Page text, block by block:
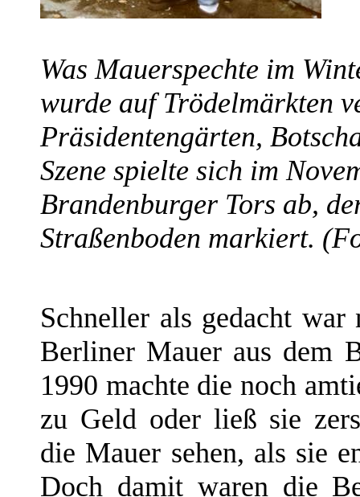
Was Mauerspechte im
wurde auf Trödelmärkten
Präsidentengärten,
Szene spielte sich im
Brandenburger Tors ab,
Straßenboden markiert.
Schneller als gedacht
Berliner Mauer aus dem
1990 machte die noch
zu Geld oder ließ sie
die Mauer sehen, als sie
Doch damit waren die